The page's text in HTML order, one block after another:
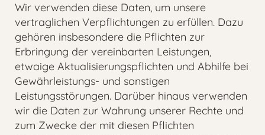
Wir verwenden diese Daten, um unsere
vertraglichen Verpflichtungen zu erfüllen. Dazu
gehören insbesondere die Pflichten zur
Erbringung der vereinbarten Leistungen,
etwaige Aktualisierungspflichten und Abhilfe bei
Gewährleistungs- und sonstigen
Leistungsstörungen. Darüber hinaus verwenden
wir die Daten zur Wahrung unserer Rechte und
zum Zwecke der mit diesen Pflichten